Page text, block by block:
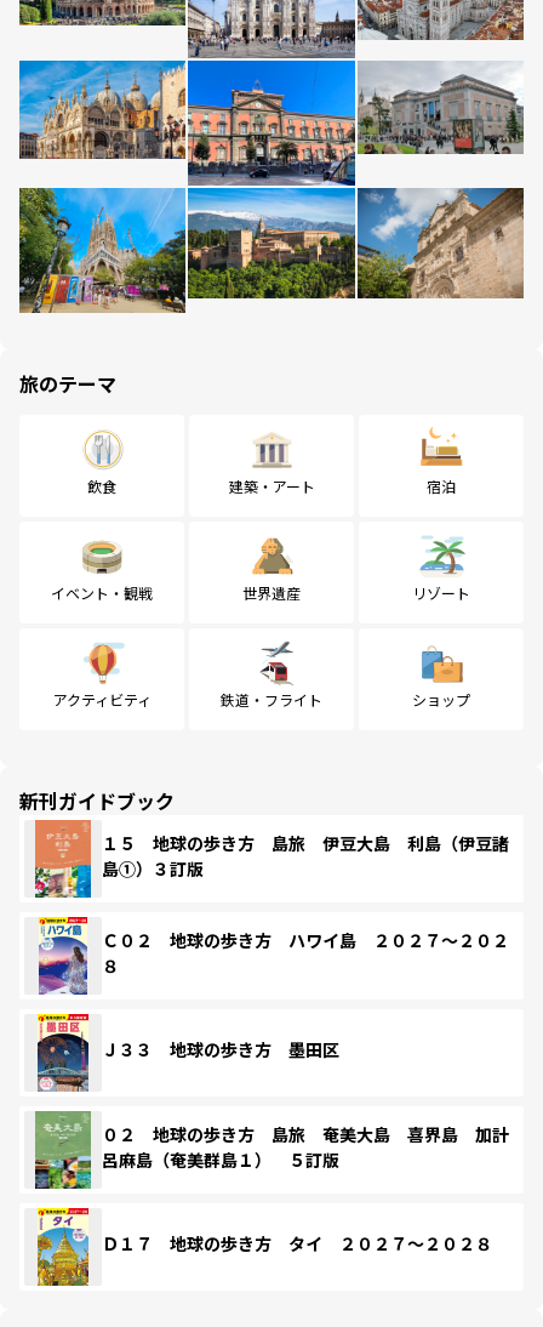
旅のテーマ
飲食 建築・アート 宿泊
イベント・観戦 世界遺産 リゾート
アクティビティ 鉄道・フライト ショップ
新刊ガイドブック
１５ 地球の歩き方 島旅 伊豆大島 利島（伊豆諸
島①）３訂版
Ｃ０２ 地球の歩き方 ハワイ島 ２０２７～２０２
８
Ｊ３３ 地球の歩き方 墨田区
０２ 地球の歩き方 島旅 奄美大島 喜界島 加計
呂麻島（奄美群島１） ５訂版
Ｄ１７ 地球の歩き方 タイ ２０２７～２０２８